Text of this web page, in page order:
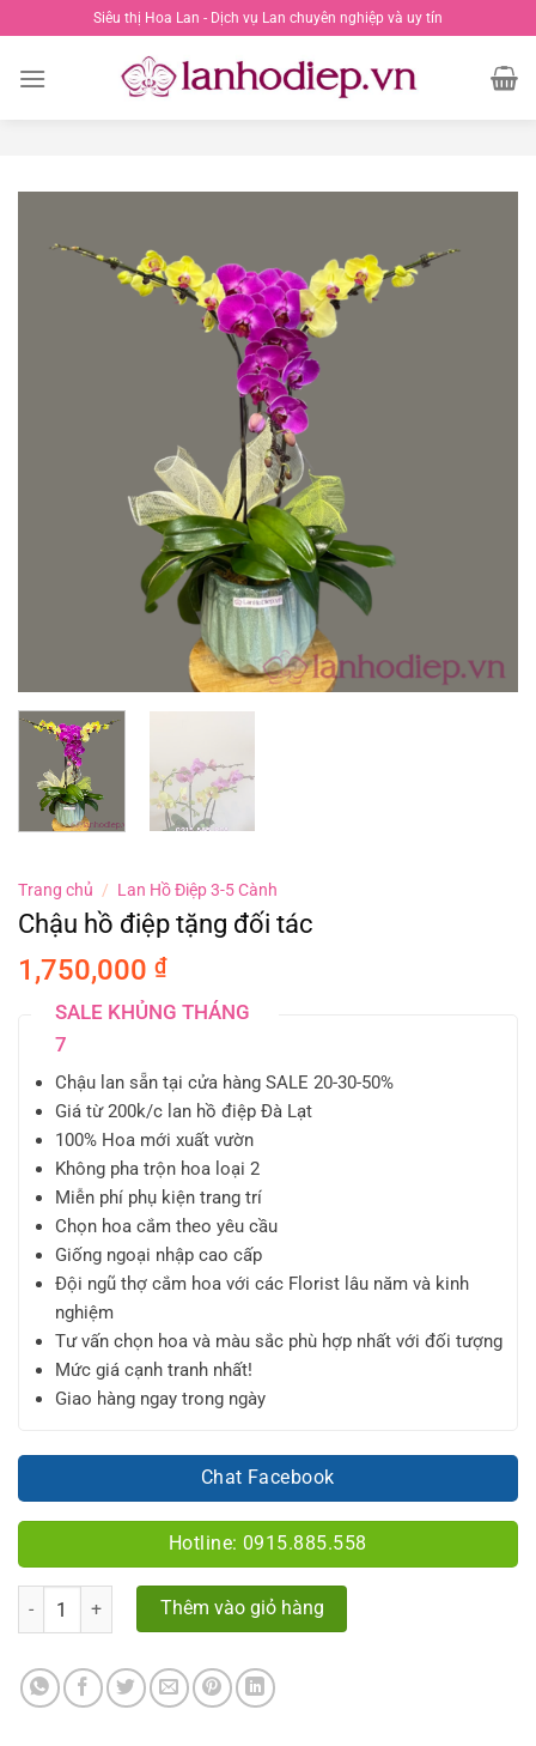
đến
nội
Siêu thị Hoa Lan - Dịch vụ Lan chuyên nghiệp và uy tín
Trang chủ / Lan Hồ Điệp 3-5 Cành
Chậu hồ điệp tặng đối tác
1,750,000 ₫
SALE KHỦNG THÁNG
7
Chậu lan sẵn tại cửa hàng SALE 20-30-50%
Giá từ 200k/c lan hồ điệp Đà Lạt
100% Hoa mới xuất vườn
Không pha trộn hoa loại 2
Miễn phí phụ kiện trang trí
Chọn hoa cắm theo yêu cầu
Giống ngoại nhập cao cấp
Đội ngũ thợ cắm hoa với các Florist lâu năm và kinh
nghiệm
Tư vấn chọn hoa và màu sắc phù hợp nhất với đối tượng
Mức giá cạnh tranh nhất!
Giao hàng ngay trong ngày
Chat Facebook
Hotline: 0915.885.558
Số lượng Thêm vào giỏ hàng